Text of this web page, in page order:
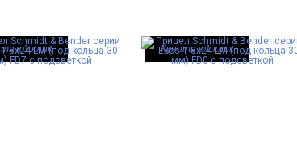
в 1 клик Купить в 1 клик